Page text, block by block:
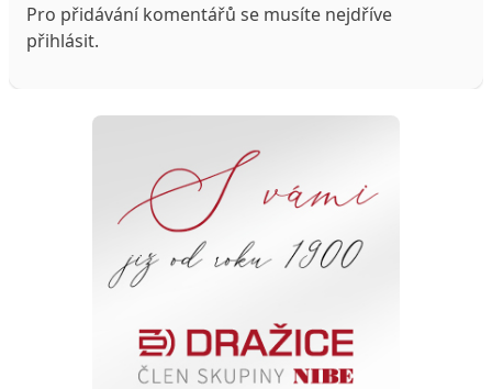
Pro přidávání komentářů se musíte nejdříve
přihlásit.